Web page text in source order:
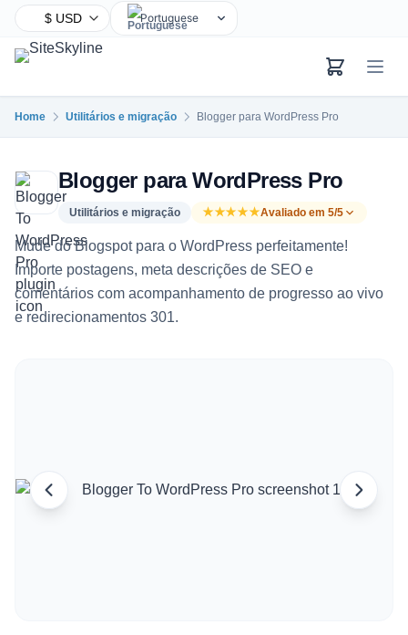
Portuguese
French
Bengali
Russian
Urdu
Indonesian
German
Danish
Home Utilitários e migração Blogger para WordPress Pro
Blogger para WordPress Pro
Utilitários e migração ★★★★★Avaliado em 5/5
Mude do Blogspot para o WordPress perfeitamente!
Importe postagens, meta descrições de SEO e
comentários com acompanhamento de progresso ao vivo
e redirecionamentos 301.